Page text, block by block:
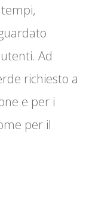
Ad
richiesto a
e per i
per il